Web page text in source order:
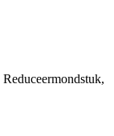
Reduceermondstuk,